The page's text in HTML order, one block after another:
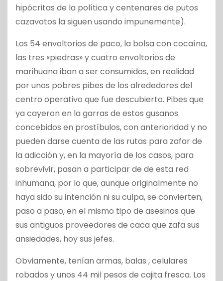
hipócritas de la política y centenares de putos
cazavotos la siguen usando impunemente).
Los 54 envoltorios de paco, la bolsa con cocaína,
las tres «piedras» y cuatro envoltorios de
marihuana iban a ser consumidos, en realidad
por unos pobres pibes de los alrededores del
centro operativo que fue descubierto. Pibes que
ya cayeron en la garras de estos gusanos
concebidos en prostíbulos, con anterioridad y no
pueden darse cuenta de las rutas para zafar de
la adicción y, en la mayoría de los casos, para
sobrevivir, pasan a participar de de esta red
inhumana, por lo que, aunque originalmente no
haya sido su intención ni su culpa, se convierten,
paso a paso, en el mismo tipo de asesinos que
sus antiguos proveedores de caca que zafa sus
ansiedades, hoy sus jefes.
Obviamente, tenían armas, balas , celulares
robados y unos 44 mil pesos de cajita fresca. Los